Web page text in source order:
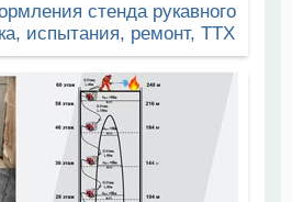
стенда рукавного
испытания, ремонт, ТТХ